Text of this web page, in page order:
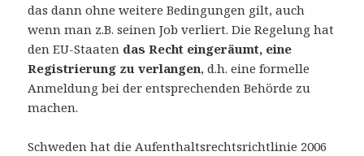
das dann ohne weitere Bedingungen gilt, auch
wenn man z.B. seinen Job verliert. Die Regelung hat
den EU-Staaten das Recht eingeräumt, eine
Registrierung zu verlangen, d.h. eine formelle
Anmeldung bei der entsprechenden Behörde zu
machen.
Schweden hat die Aufenthaltsrechtsrichtlinie 2006